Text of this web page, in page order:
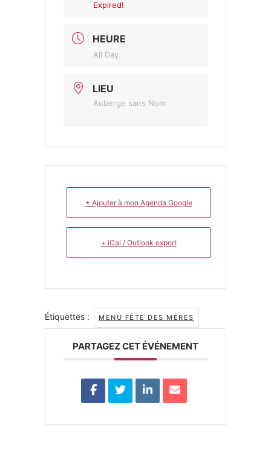
Expired!
HEURE
All Day
LIEU
Auberge sans Nom
+ Ajouter à mon Agenda Google
+ iCal / Outlook export
Étiquettes : MENU FÊTE DES MÈRES
PARTAGEZ CET ÉVÉNEMENT